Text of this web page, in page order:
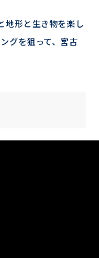
地形と生き物を楽し
グを狙って、宮古